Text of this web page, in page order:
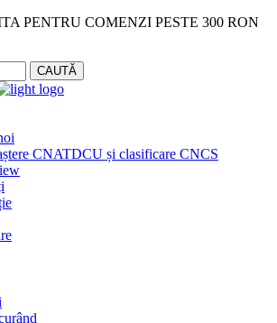
PENTRU COMENZI PESTE 300 RON
CAUTĂ
CNATDCU și clasificare CNCS